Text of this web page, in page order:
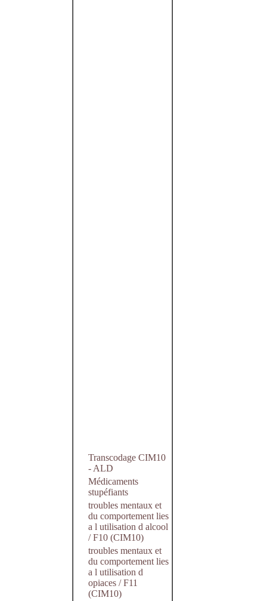
Transcodage CIM10
- ALD
Médicaments
stupéfiants
troubles mentaux et
du comportement lies
a l utilisation d alcool
/ F10 (CIM10)
troubles mentaux et
du comportement lies
a l utilisation d
opiaces / F11
(CIM10)